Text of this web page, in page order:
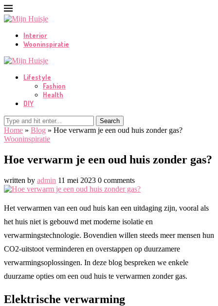
Interior
Wooninspiratie
Lifestyle
Fashion
Health
DIY
Search
Home » Blog » Hoe verwarm je een oud huis zonder gas?
Wooninspiratie
Hoe verwarm je een oud huis zonder gas?
written by admin 11 mei 2023 0 comments
Het verwarmen van een oud huis kan een uitdaging zijn, vooral als
het huis niet is gebouwd met moderne isolatie en
verwarmingstechnologie. Bovendien willen steeds meer mensen hun
CO2-uitstoot verminderen en overstappen op duurzamere
verwarmingsoplossingen. In deze blog bespreken we enkele
duurzame opties om een oud huis te verwarmen zonder gas.
Elektrische verwarming